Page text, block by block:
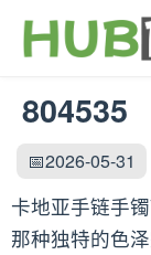
804535
📅2026-05-31
卡地亚手链手
那种独特的色